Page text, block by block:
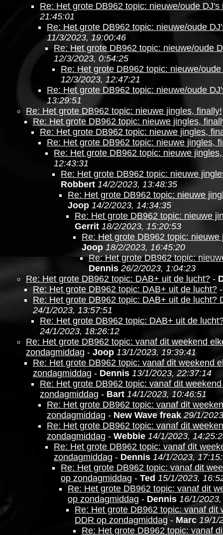
Re: Het grote DB962 topic: nieuwe/oude DJ's
21:45:01
Re: Het grote DB962 topic: nieuwe/oude
11/3/2023, 19:00:46
Re: Het grote DB962 topic: nieuwe/oude
12/3/2023, 0:54:25
Re: Het grote DB962 topic: nieuwe/
12/3/2023, 12:47:21
Re: Het grote DB962 topic: nieuwe/oude
13:29:51
Re: Het grote DB962 topic: nieuwe jingles, finally!
Re: Het grote DB962 topic: nieuwe jingles,
Re: Het grote DB962 topic: nieuwe jingles,
Re: Het grote DB962 topic: nieuwe jingles,
Re: Het grote DB962 topic: nieuwe
12:43:31
Re: Het grote DB962 topic: nieuwe
Robbert 14/2/2023, 13:48:35
Re: Het grote DB962 topic: nieuwe
Joop 14/2/2023, 14:34:35
Re: Het grote DB962 topic: nieuwe
Gerrit 18/2/2023, 15:20:53
Re: Het grote DB962 topic:
Joop 18/2/2023, 16:45:20
Re: Het grote DB962 topic:
Dennis 26/2/2023, 1:04:23
Re: Het grote DB962 topic: DAB+ uit de lucht? -
Re: Het grote DB962 topic: DAB+ uit de lucht?
Re: Het grote DB962 topic: DAB+ uit de lucht?
24/1/2023, 13:57:51
Re: Het grote DB962 topic: DAB+ uit de
24/1/2023, 18:26:12
Re: Het grote DB962 topic: vanaf dit weekend
zondagmiddag - Joop 13/1/2023, 19:39:41
Re: Het grote DB962 topic: vanaf dit weekend
zondagmiddag - Dennis 13/1/2023, 22:37:14
Re: Het grote DB962 topic: vanaf dit
zondagmiddag - Bart 14/1/2023, 10:46:51
Re: Het grote DB962 topic: vanaf dit
zondagmiddag - New Wave freak 29/1/
Re: Het grote DB962 topic: vanaf dit
zondagmiddag - Webbie 14/1/2023,
Re: Het grote DB962 topic: vanaf dit
zondagmiddag - Dennis 14/1/2023,
Re: Het grote DB962 topic: vanaf dit
op zondagmiddag - Ted 15/1/2023,
Re: Het grote DB962 topic: vanaf dit
op zondagmiddag - Dennis 16/1/
Re: Het grote DB962 topic: vanaf dit
DDR op zondagmiddag - Marc 19/1/
Re: Het grote DB962 topic: vanaf